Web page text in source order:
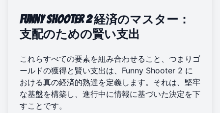
Funny Shooter 2 経済のマスター：
支配のための賢い支出
これらすべての要素を組み合わせること、つまりゴ
ールドの獲得と賢い支出は、Funny Shooter 2 に
おける真の経済的熟達を定義します。それは、堅牢
な基盤を構築し、進行中に情報に基づいた決定を下
すことです。